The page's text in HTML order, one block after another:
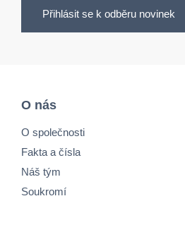
Přihlásit se k odběru novinek
O nás
O společnosti
Fakta a čísla
Náš tým
Soukromí